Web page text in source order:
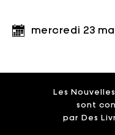
mercredi 23
Les
sont
par Des